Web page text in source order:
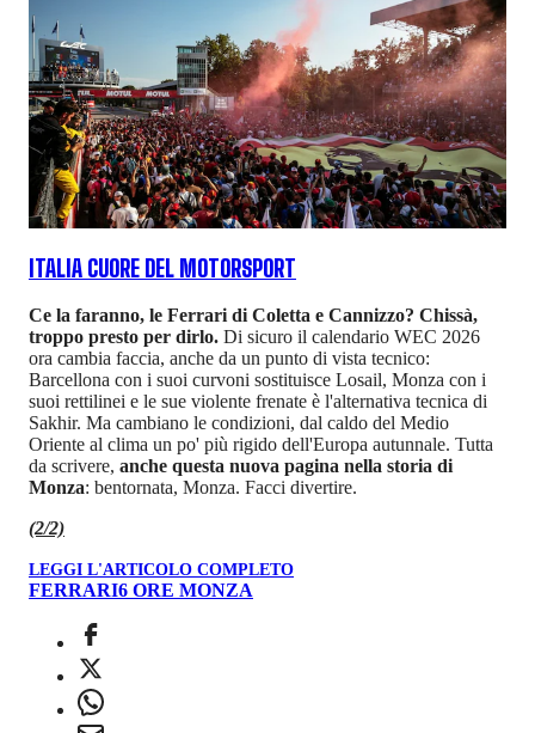
ITALIA CUORE DEL MOTORSPORT
Ce la faranno, le Ferrari di Coletta e Cannizzo? Chissà,
troppo presto per dirlo. Di sicuro il calendario WEC 2026
ora cambia faccia, anche da un punto di vista tecnico:
Barcellona con i suoi curvoni sostituisce Losail, Monza con i
suoi rettilinei e le sue violente frenate è l'alternativa tecnica di
Sakhir. Ma cambiano le condizioni, dal caldo del Medio
Oriente al clima un po' più rigido dell'Europa autunnale. Tutta
da scrivere, anche questa nuova pagina nella storia di
Monza: bentornata, Monza. Facci divertire.
(2/2)
LEGGI L'ARTICOLO COMPLETO
FERRARI6 ORE MONZA